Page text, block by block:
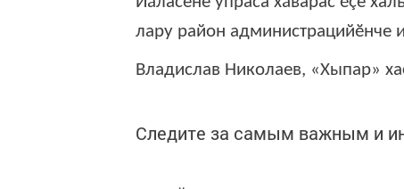
лару район администрацийӗнче
Владислав Николаев, «Хыпар»
Следите за самым важным и